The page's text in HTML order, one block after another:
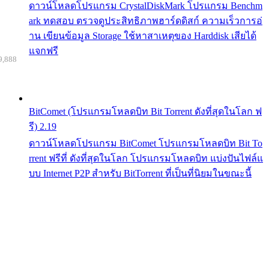
ดาวน์โหลดโปรแกรม CrystalDiskMark โปรแกรม Benchm
ark ทดสอบ ตรวจดูประสิทธิภาพฮาร์ดดิสก์ ความเร็วการอ่
าน เขียนข้อมูล Storage ใช้หาสาเหตุของ Harddisk เสียได้
แจกฟรี
BitComet (โปรแกรมโหลดบิท Bit Torrent ดังที่สุดในโลก ฟ
รี) 2.19
ดาวน์โหลดโปรแกรม BitComet โปรแกรมโหลดบิท Bit To
rrent ฟรีที่ ดังที่สุดในโลก โปรแกรมโหลดบิท แบ่งปันไฟล์แ
บบ Internet P2P สำหรับ BitTorrent ที่เป็นที่นิยมในขณะนี้